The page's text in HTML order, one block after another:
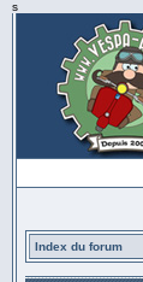
s
Index du forum